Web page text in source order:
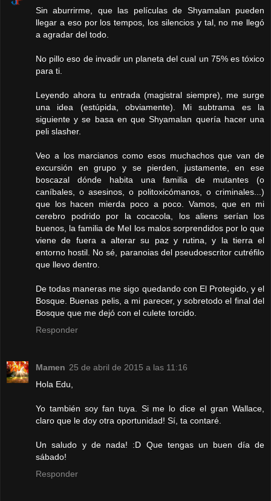
Sin aburrirme, que las películas de Shyamalan pueden
llegar a eso por los tempos, los silencios y tal, no me llegó
a agradar del todo.
No pillo eso de invadir un planeta del cual un 75% es tóxico
para ti.
Leyendo ahora tu entrada (magistral siempre), me surge
una idea (estúpida, obviamente). Mi subtrama es la
siguiente y se basa en que Shyamalan quería hacer una
peli slasher.
Veo a los marcianos como esos muchachos que van de
excursión en grupo y se pierden, justamente, en ese
boscazal dónde habita una familia de mutantes (o
caníbales, o asesinos, o politoxicómanos, o criminales...)
que los hacen mierda poco a poco. Vamos, que en mi
cerebro podrido por la cocacola, los aliens serían los
buenos, la familia de Mel los malos sorprendidos por lo que
viene de fuera a alterar su paz y rutina, y la tierra el
entorno hostil. No sé, paranoias del pseudoescritor cutréfilo
que llevo dentro.
De todas maneras me sigo quedando con El Protegido, y el
Bosque. Buenas pelis, a mi parecer, y sobretodo el final del
Bosque que me dejó con el culete torcido.
Responder
Mamen 25 de abril de 2015 a las 11:16
Hola Edu,
Yo también soy fan tuya. Si me lo dice el gran Wallace,
claro que le doy otra oportunidad! Sí, ta contaré.
Un saludo y de nada! :D Que tengas un buen día de
sábado!
Responder